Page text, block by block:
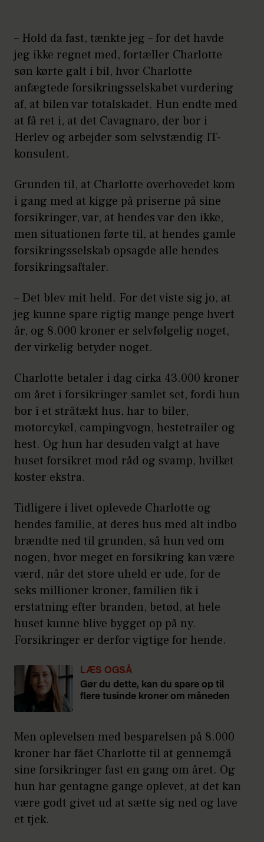
– Hold da fast, tænkte jeg – for det havde
jeg ikke regnet med, fortæller Charlotte
søn kørte galt i bil, hvor Charlotte
anfægtede forsikringsselskabet vurdering
af, at bilen var totalskadet. Hun endte med
at få ret i, at det Cavagnaro, der bor i
Herlev og arbejder som selvstændig IT-
konsulent.
Grunden til, at Charlotte overhovedet kom
i gang med at kigge på priserne på sine
forsikringer, var, at hendes var den ikke,
men situationen førte til, at hendes gamle
forsikringsselskab opsagde alle hendes
forsikringsaftaler.
– Det blev mit held. For det viste sig jo, at
jeg kunne spare rigtig mange penge hvert
år, og 8.000 kroner er selvfølgelig noget,
der virkelig betyder noget.
Charlotte betaler i dag cirka 43.000 kroner
om året i forsikringer samlet set, fordi hun
bor i et stråtækt hus, har to biler,
motorcykel, campingvogn, hestetrailer og
hest. Og hun har desuden valgt at have
huset forsikret mod råd og svamp, hvilket
koster ekstra.
Tidligere i livet oplevede Charlotte og
hendes familie, at deres hus med alt indbo
brændte ned til grunden, så hun ved om
nogen, hvor meget en forsikring kan være
værd, når det store uheld er ude, for de
seks millioner kroner, familien fik i
erstatning efter branden, betød, at hele
huset kunne blive bygget op på ny.
Forsikringer er derfor vigtige for hende.
LÆS OGSÅ
Gør du dette, kan du spare op til
flere tusinde kroner om måneden
Men oplevelsen med besparelsen på 8.000
kroner har fået Charlotte til at gennemgå
sine forsikringer fast en gang om året. Og
hun har gentagne gange oplevet, at det kan
være godt givet ud at sætte sig ned og lave
et tjek.